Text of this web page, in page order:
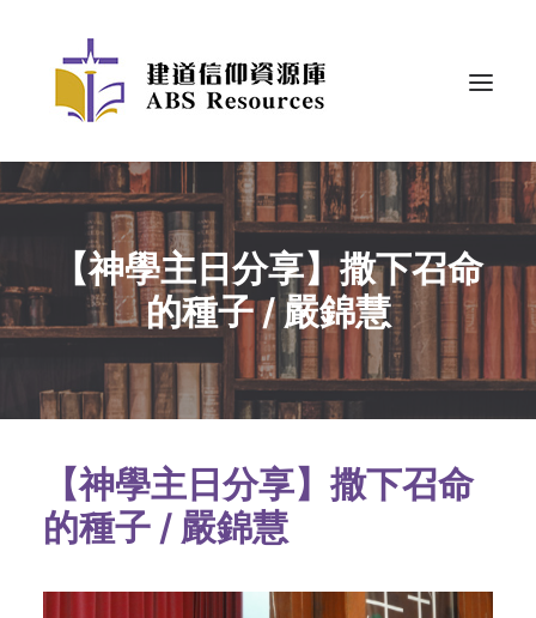
【神學主日分享】撒下召命
的種子 / 嚴錦慧
【神學主日分享】撒下召命
的種子 / 嚴錦慧